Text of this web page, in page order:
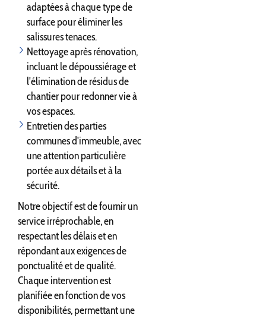
adaptées à chaque type de
surface pour éliminer les
salissures tenaces.
Nettoyage après rénovation,
incluant le dépoussiérage et
l'élimination de résidus de
chantier pour redonner vie à
vos espaces.
Entretien des parties
communes d'immeuble, avec
une attention particulière
portée aux détails et à la
sécurité.
Notre objectif est de fournir un
service irréprochable, en
respectant les délais et en
répondant aux exigences de
ponctualité et de qualité.
Chaque intervention est
planifiée en fonction de vos
disponibilités, permettant une